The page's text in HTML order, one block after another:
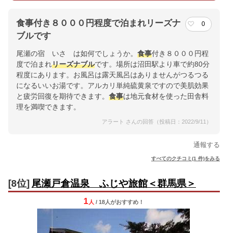
食事付き８０００円程度で泊まれリーズナ
ブルです
0
尾瀬の宿 いさ は如何でしょうか。 食事付き８０００円程
度で泊まれリーズナブルです。場所は沼田駅より車で約80分
程度にあります。お風呂は露天風呂はありませんがつるつる
になるいいお湯です。アルカリ単純硫黄泉ですので美肌効果
と疲労回復を期待できます。 食事は地元食材を使った田舎料
理を満喫できます。
アラート さんの回答（投稿日：2022/9/11）
通報する
すべてのクチコミ(1 件)をみる
[8位] 尾瀬戸倉温泉 ふじや旅館＜群馬県＞
1 人 / 18人がおすすめ！